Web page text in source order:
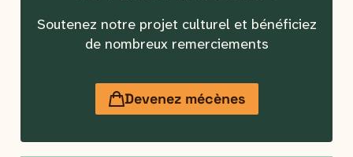
Soutenez notre projet culturel et bénéficiez
de nombreux remerciements
Devenez mécènes